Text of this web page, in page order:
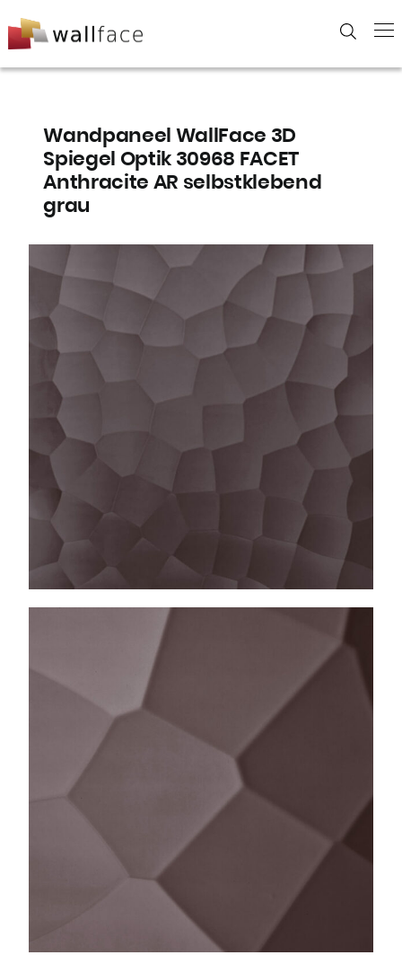
to
Wandpaneel WallFace 3D
Spiegel Optik 30968 FACET
Anthracite AR selbstklebend
grau